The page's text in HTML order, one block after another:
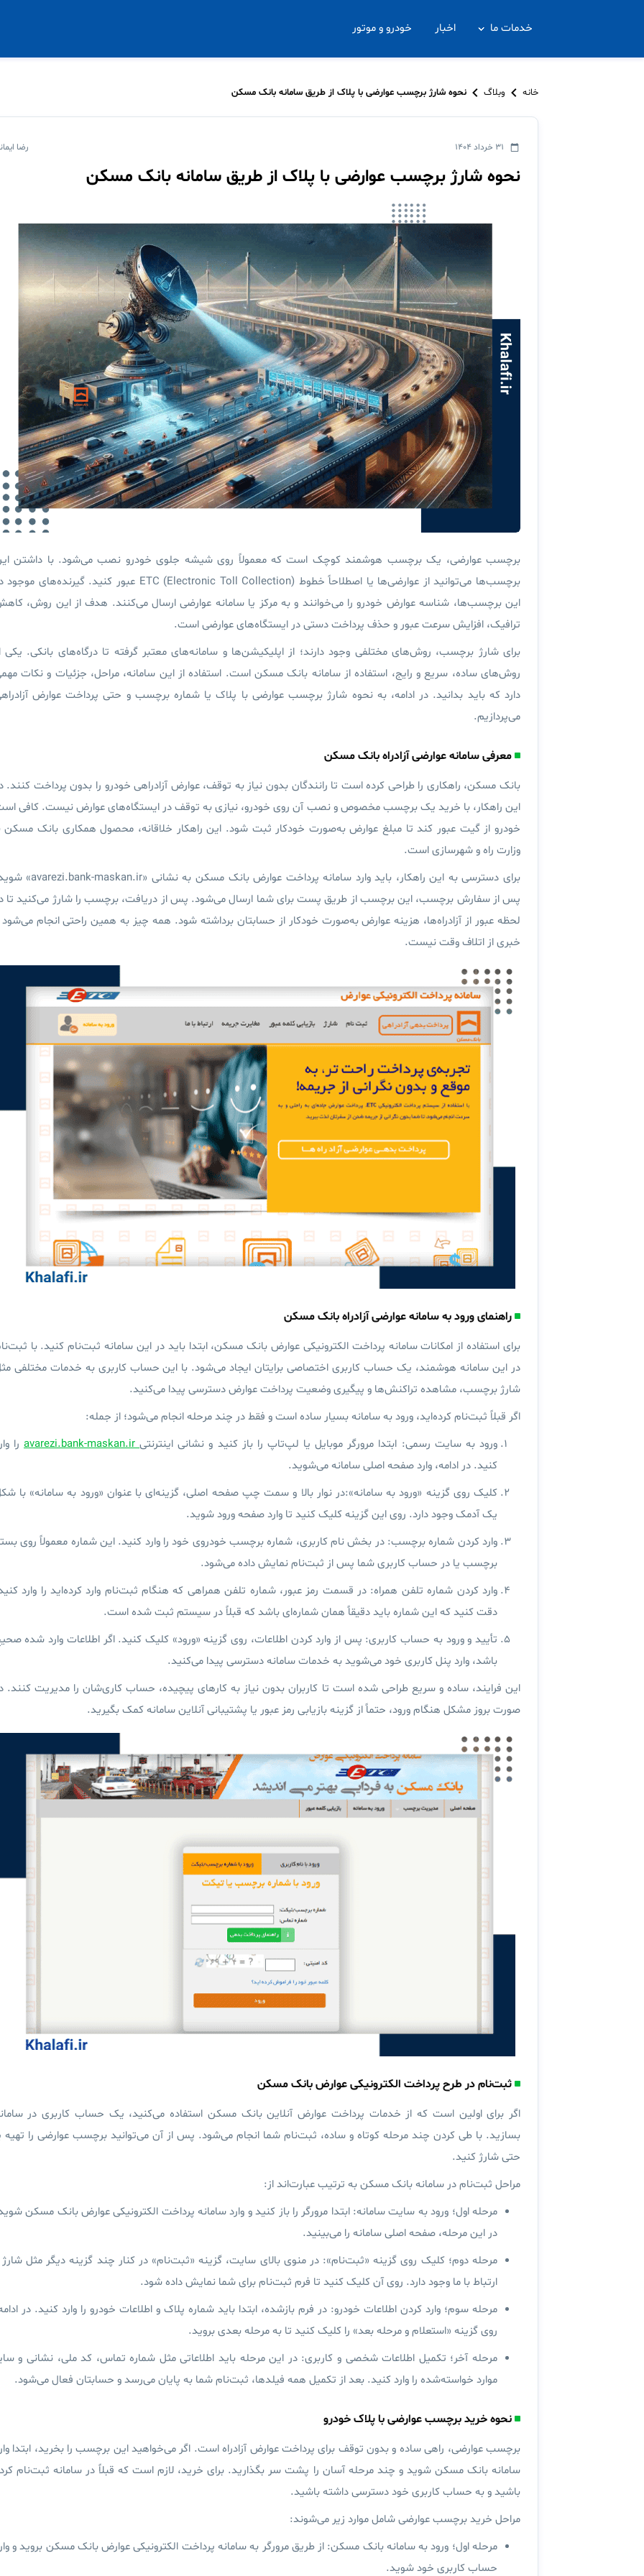
خدمات ما اخبار خودرو و موتور
خانه وبلاگ نحوه شارژ برچسب عوارضی با پلاک از طریق سامانه بانک مسکن
رضا
نحوه شارژ برچسب عوارضی با پلاک از طریق سامانه بانک مسکن
برچسب عوارضی، یک برچسب هوشمند کوچک است که معمولاً روی شیشه جلوی خودرو نصب می‌شود. با داشتن
برچسب‌ها می‌توانید از عوارضی‌ها یا اصطلاحاً خطوط
ETC (Electronic Toll Collection
) عبور کنید. گیرنده‌های موجود
این برچسب‌ها، شناسه عوارض خودرو را می‌خوانند و به مرکز یا سامانه عوارضی ارسال می‌کنند. هدف از این روش،
ترافیک، افزایش سرعت عبور و حذف پرداخت دستی در ایستگاه‌های عوارضی است.
برای شارژ برچسب، روش‌های مختلفی وجود دارند؛ از اپلیکیشن‌ها و سامانه‌های معتبر گرفته تا درگاه‌های بانکی. یکی
روش‌هایساده، سریعو رایج، استفاده از سامانه بانک مسکن است. استفاده از این سامانه، مراحل، جزئیات و نکات
دارد که باید بدانید. در ادامه، به نحوه شارژ برچسب عوارضی با پلاک یا شماره برچسب و حتی پرداخت عوارض
می‌پردازیم.
معرفی سامانه عوارضی آزادراه بانک مسکن
بانک مسکن، راهکاری را طراحی کرده است تا رانندگانبدون نیاز به توقف، عوارض آزادراهی خودرو را بدون پرداخت کنند.
این راهکار، با خرید یک برچسب مخصوص و نصب آن روی خودرو، نیازی به توقف در ایستگاه‌های عوارض نیست. کافی
خودرو از گیت عبور کند تا مبلغ عوارض به‌صورت خودکار ثبت شود. این راهکار خلاقانه، محصول همکاری بانک مسکن
وزارت راه و شهرسازی است.
برای دسترسی به این راهکار، باید وارد سامانه پرداخت عوارض بانک مسکن به نشانی «avarezi.bank-maskan.ir
»
پس از سفارش برچسب، این برچسب از طریق پست برای شما ارسال می‌شود. پس از دریافت، برچسب را شارژ می‌کنید تا
لحظه عبور از آزادراه‌ها، هزینه عوارض به‌صورت خودکار از حسابتان برداشته شود. همه چیز به همین راحتی انجام
خبری از اتلاف وقت نیست.
راهنمای ورود به سامانه عوارضی آزادراه بانک مسکن
برای استفاده از امکانات سامانه پرداخت الکترونیکی عوارض بانک مسکن، ابتدا باید در این سامانه ثبت‌نام کنید. با
در این سامانه هوشمند، یک حساب کاربری اختصاصی برایتان ایجاد می‌شود. با این حساب کاربری به خدمات مختلفی
شارژ برچسب، مشاهده تراکنش‌ها و پیگیری وضعیت پرداخت عوارض دسترسی پیدا می‌کنید.
اگر قبلاً ثبت‌نام کرده‌اید، ورود به سامانه بسیار ساده است و فقط در چند مرحله انجام می‌شود؛ از جمله:
ورود به سایت رسمی: ابتدا مرورگر موبایل یا لپ‌تاپ را باز کنید و نشانی اینترنتی avarezi.bank-maskan.irرا
کنید. در ادامه، وارد صفحه اصلی سامانه می‌شوید.
کلیک روی گزینه «ورود به سامانه»:در نوار بالا و سمت چپ صفحه اصلی، گزینه‌ای با عنوان «ورود به سامانه» با
یک آدمک وجود دارد. روی این گزینه کلیک کنید تا وارد صفحه ورود شوید.
وارد کردن شماره برچسب: در بخش نام کاربری، شماره برچسب خودروی خود را وارد کنید. این شماره معمولاً روی
برچسب یا در حساب کاربری شما پس از ثبت‌نام نمایش داده می‌شود.
وارد کردن شماره تلفن همراه: در قسمت رمز عبور، شماره تلفن همراهی که هنگام ثبت‌نام وارد کرده‌اید را وارد
دقت کنید که این شماره باید دقیقاً همان شماره‌ای باشد که قبلاً در سیستم ثبت شده است.
تأیید و ورود به حساب کاربری: پس از وارد کردن اطلاعات، روی گزینه «ورود» کلیک کنید. اگر اطلاعات وارد شده
باشد، وارد پنل کاربری خود می‌شوید به خدمات سامانه دسترسی پیدا می‌کنید.
این فرایند، ساده و سریع طراحی شده است تا کاربران بدون نیاز به کارهای پیچیده، حساب کاری‌شان را مدیریت کنند.
صورت بروز مشکل هنگام ورود، حتماً از گزینه بازیابی رمز عبور یا پشتیبانی آنلاین سامانه کمک بگیرید.
ثبت‌نام در طرح پرداخت الکترونیکی عوارض بانک مسکن
اگر برای اولین است که از خدمات پرداخت عوارض آنلاین بانک مسکن استفاده می‌کنید، یک حساب کاربری در
بسازید. با طی کردن چند مرحله کوتاه و ساده، ثبت‌نام شما انجام می‌شود. پس از آن می‌توانید برچسب عوارضی را تهیه
حتی شارژ کنید.
مراحل ثبت‌نام در سامانه بانک مسکن به ترتیب عبارت‌اند از:
مرحله اول؛ ورود به سایت سامانه:ابتدا مرورگر را باز کنید و واردسامانه پرداخت الکترونیکی عوارض بانک مسکن
در این مرحله، صفحه اصلی سامانه را می‌بینید.
مرحله دوم؛ کلیک روی گزینه «ثبت‌نام»:در منوی بالای سایت، گزینه «ثبت‌نام» در کنار چند گزینه دیگر مثل
ارتباط با ما وجود دارد. روی آن کلیک کنید تا فرم ثبت‌نام برای شما نمایش داده شود.
مرحله سوم؛ وارد کردن اطلاعات خودرو:در فرم بازشده، ابتدا باید شماره پلاک و اطلاعات خودرو را وارد کنید. در
روی گزینه «استعلام و مرحله بعد» را کلیک کنید تا به مرحله بعدی بروید.
مرحله آخر؛ تکمیل اطلاعات شخصی و کاربری:در این مرحله باید اطلاعاتی مثل شماره تماس، کد ملی، نشانی و
موارد خواسته‌شده را وارد کنید. بعد از تکمیل همه فیلدها، ثبت‌نام شما به پایان می‌رسد و حسابتان فعال می‌شود.
نحوه خرید برچسب عوارضی با پلاک خودرو
برچسب عوارضی، راهی ساده و بدون توقف برای پرداخت عوارض آزادراه است. اگر می‌خواهید این برچسب را بخرید، ابتدا
سامانه بانک مسکن شوید و چند مرحله آسان را پشت سر بگذارید. برای خرید، لازم است که قبلاً در سامانه ثبت‌نام
باشید و به حساب کاربری خود دسترسی داشته باشید.
مراحل خرید برچسب عوارضی شامل موارد زیر می‌شوند:
مرحله اول؛ ورود به سامانه بانک مسکن: از طریق مرورگر بهسامانه پرداخت الکترونیکی عوارض بانک مسکن بروید و
حساب کاربری خود شوید.